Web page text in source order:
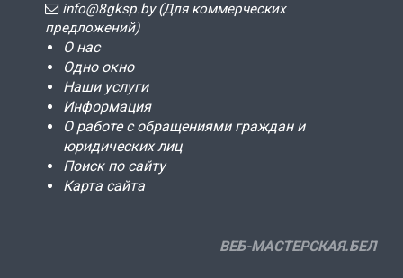
info@8gksp.by (Для коммерческих
предложений)
О нас
Одно окно
Наши услуги
Информация
О работе с обращениями граждан и
юридических лиц
Поиск по сайту
Карта сайта
ВЕБ-МАСТЕРСКАЯ.БЕЛ